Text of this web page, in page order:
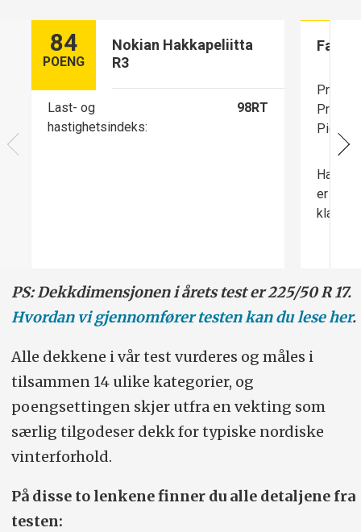
Nokian Hakkapeliitta
R3
84
POENG
Last- og
hastighetsindeks:
98RT
Fakta
Pigger:
er
klarer
PS: Dekkdimensjonen i årets test er 225/50 R 17.
Hvordan vi gjennomfører testen kan du lese her.
Alle dekkene i vår test vurderes og måles i
tilsammen 14 ulike kategorier, og
poengsettingen skjer utfra en vekting som
særlig tilgodeser dekk for typiske nordiske
vinterforhold.
På disse to lenkene finner du alle detaljene fra
testen: